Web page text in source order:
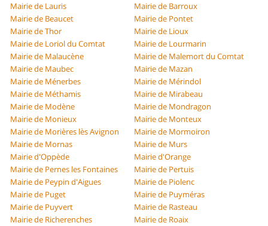
Mairie de Lauris
Mairie de Barroux
Mairie de Beaucet
Mairie de Pontet
Mairie de Thor
Mairie de Lioux
Mairie de Loriol du Comtat
Mairie de Lourmarin
Mairie de Malaucène
Mairie de Malemort du Comtat
Mairie de Maubec
Mairie de Mazan
Mairie de Ménerbes
Mairie de Mérindol
Mairie de Méthamis
Mairie de Mirabeau
Mairie de Modène
Mairie de Mondragon
Mairie de Monieux
Mairie de Monteux
Mairie de Morières lès Avignon
Mairie de Mormoiron
Mairie de Mornas
Mairie de Murs
Mairie d'Oppède
Mairie d'Orange
Mairie de Pernes les Fontaines
Mairie de Pertuis
Mairie de Peypin d'Aigues
Mairie de Piolenc
Mairie de Puget
Mairie de Puyméras
Mairie de Puyvert
Mairie de Rasteau
Mairie de Richerenches
Mairie de Roaix